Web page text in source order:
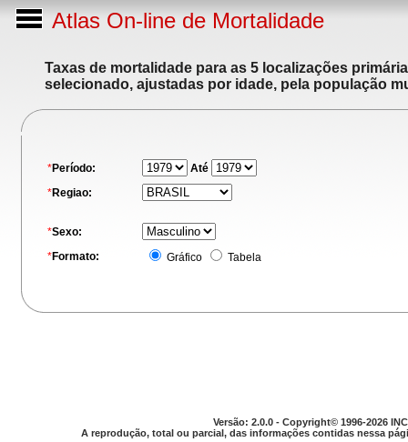
Atlas On-line de Mortalidade
Taxas de mortalidade para as 5 localizações
selecionado, ajustadas por idade, pela população
*Período:
Até
*Regiao:
*Sexo:
*Formato: Gráfico Tabela
Versão: 2.0.0 - Copyright© 1996-2026
A reprodução, total ou parcial, das informações contidas nessa